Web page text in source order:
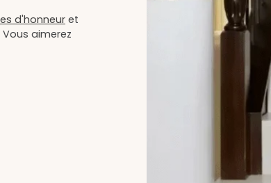
d'honneur et
aimerez